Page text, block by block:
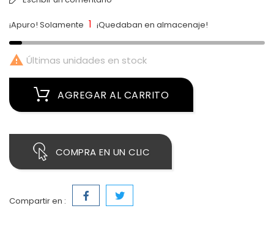
¡Apuro! Solamente 1 ¡Quedaban en almacenaje!
 Últimas unidades en stock
AGREGAR AL CARRITO
COMPRA EN UN CLIC
Compartir en :